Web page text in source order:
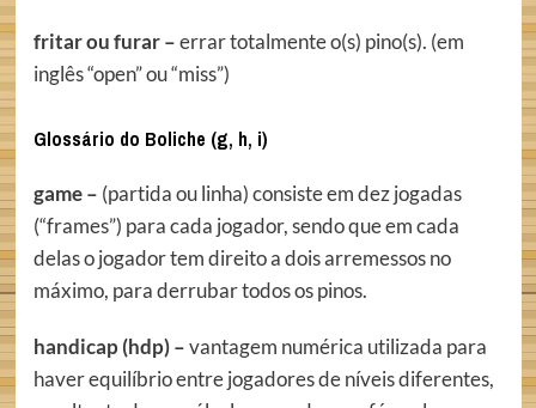
fritar ou furar –errar totalmente o(s) pino(s). (em
inglês “open” ou “miss”)
Glossário do Boliche (g, h, i)
game – (partida ou linha) consiste em dez jogadas
(“frames”) para cada jogador, sendo que em cada
delas o jogador tem direito a dois arremessos no
máximo, para derrubar todos os pinos.
handicap (hdp) –vantagem numérica utilizada para
haver equilíbrio entre jogadores de níveis diferentes,